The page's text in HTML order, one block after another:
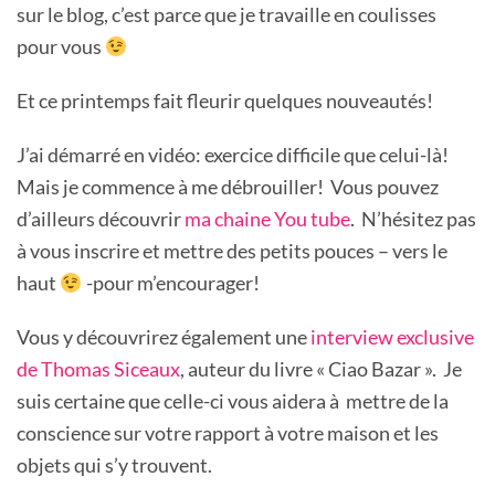
sur le blog, c’est parce que je travaille en coulisses
pour vous
Et ce printemps fait fleurir quelques nouveautés!
J’ai démarré en vidéo: exercice difficile que celui-là!
Mais je commence à me débrouiller! Vous pouvez
d’ailleurs découvrirma chaine You tube. N’hésitez pas
à vous inscrire et mettre des petits pouces – vers le
haut
-pour m’encourager!
Vous y découvrirez également uneinterview exclusive
de Thomas Siceaux, auteur du livre « Ciao Bazar ». Je
suis certaine que celle-ci vous aidera à mettre de la
conscience sur votre rapport à votre maison et les
objets qui s’y trouvent.